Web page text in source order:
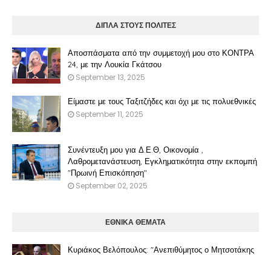
ΔΙΠΛΑ ΣΤΟΥΣ ΠΟΛΙΤΕΣ
Αποσπάσματα από την συμμετοχή μου στο ΚΟΝΤΡΑ
24, με την Λουκία Γκάτσου
September 13, 2025
Είμαστε με τους Ταξιτζήδες και όχι με τις πολυεθνικές
September 11, 2025
Συνέντευξη μου για Δ.Ε.Θ, Οικονομία ,
Λαθρομετανάστευση, Εγκληματικότητα στην εκπομπή
"Πρωινή Επισκόπηση"
September 02, 2025
ΕΘΝΙΚΑ ΘΕΜΑΤΑ
Κυριάκος Βελόπουλος: "Ανεπιθύμητος ο Μητσοτάκης